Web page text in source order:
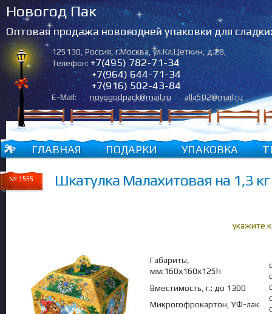
Новогод Пак
Оптовая продажа новогодней упаковки для
125130,Россия,г.Москва,ул.Кл.Цеткин, д.28
Телефон: +7(495) 782-71-34
+7(964) 644-71-34
+7(916) 502-43-84
E-Mail: novogodpack@mail.ru alla502@mail.ru
ГЛАВНАЯ ПОДАРКИ УПАКОВКА
№ 1555 Шкатулка Малахитовая на 1,3 кг
укажите
Габариты,
мм:160х160х125h
Вместимость, г.: до 1300
Микрогофрокартон, УФ-лак